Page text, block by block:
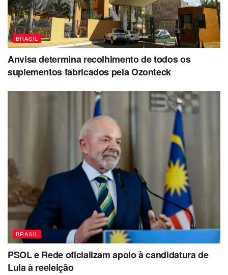
BRASIL
Anvisa determina recolhimento de todos os
suplementos fabricados pela Ozonteck
BRASIL
PSOL e Rede oficializam apoio à candidatura de
Lula à reeleição